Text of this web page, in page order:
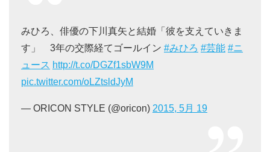
みひろ、俳優の下川真矢と結婚「彼を支えていきま
す」 3年の交際経てゴールイン #みひろ #芸能 #ニ
ュース http://t.co/DGZf1sbW9M
pic.twitter.com/oLZtsldJyM
— ORICON STYLE (@oricon) 2015, 5月 19